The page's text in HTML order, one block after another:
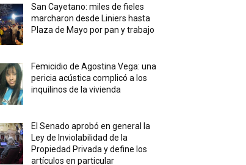
San Cayetano: miles de fieles
marcharon desde Liniers hasta
Plaza de Mayo por pan y trabajo
Femicidio de Agostina Vega: una
pericia acústica complicó a los
inquilinos de la vivienda
El Senado aprobó en general la
Ley de Inviolabilidad de la
Propiedad Privada y define los
artículos en particular